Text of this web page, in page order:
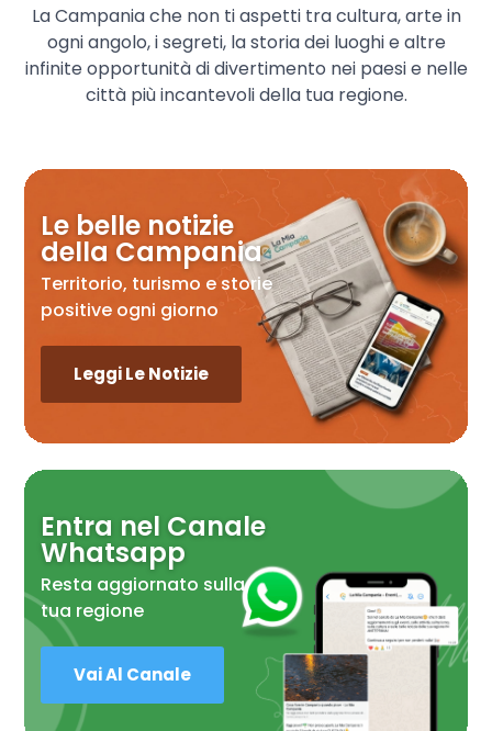
La Campania che non ti aspetti tra cultura, arte in
ogni angolo, i segreti, la storia dei luoghi e altre
infinite opportunità di divertimento nei paesi e nelle
città più incantevoli della tua regione.
Le belle notizie
della Campania
Territorio, turismo e storie
positive ogni giorno
Leggi Le Notizie
Entra nel Canale
Whatsapp
Resta aggiornato sulla
tua regione
Vai Al Canale